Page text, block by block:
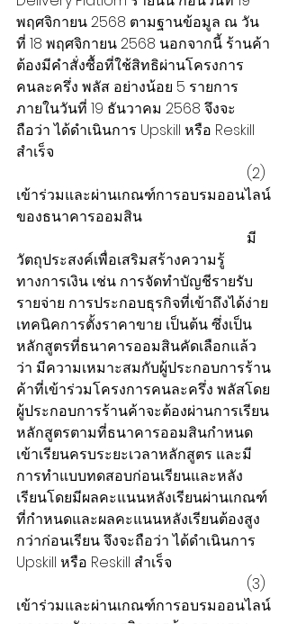
พฤศจิกายน 2568 ตามฐานข้อมูล ณ วัน
ที่ 18 พฤศจิกายน 2568 นอกจากนี้ ร้านค้า
ต้องมีคำสั่งซื้อที่ใช้สิทธิผ่านโครงการ
คนละครึ่ง พลัส อย่างน้อย 5 รายการ
ภายในวันที่ 19 ธันวาคม 2568 จึงจะ
ถือว่า ได้ดำเนินการ Upskill หรือ Reskill
สำเร็จ
(2)
เข้าร่วมและผ่านเกณฑ์การอบรมออนไลน์
ของธนาคารออมสิน
มี
วัตถุประสงค์เพื่อเสริมสร้างความรู้
ทางการเงิน เช่น การจัดทำบัญชีรายรับ
รายจ่าย การประกอบธุรกิจที่เข้าถึงได้ง่าย
เทคนิคการตั้งราคาขาย เป็นต้น ซึ่งเป็น
หลักสูตรที่ธนาคารออมสินคัดเลือกแล้ว
ว่า มีความเหมาะสมกับผู้ประกอบการร้าน
ค้าที่เข้าร่วมโครงการคนละครึ่ง พลัสโดย
ผู้ประกอบการร้านค้าจะต้องผ่านการเรียน
หลักสูตรตามที่ธนาคารออมสินกำหนด
เข้าเรียนครบระยะเวลาหลักสูตร และมี
การทำแบบทดสอบก่อนเรียนและหลัง
เรียนโดยมีผลคะแนนหลังเรียนผ่านเกณฑ์
ที่กำหนดและผลคะแนนหลังเรียนต้องสูง
กว่าก่อนเรียน จึงจะถือว่า ได้ดำเนินการ
Upskill หรือ Reskill สำเร็จ
(3)
เข้าร่วมและผ่านเกณฑ์การอบรมออนไลน์